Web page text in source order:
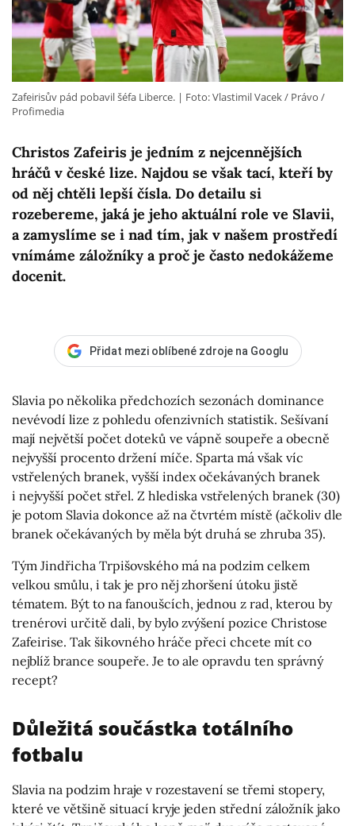
Christos Zafeiris je jedním z nejcennějších
hráčů v české lize. Najdou se však tací, kteří by
od něj chtěli lepší čísla. Do detailu si
rozebereme, jaká je jeho aktuální role ve Slavii,
a zamyslíme se i nad tím, jak v našem prostředí
vnímáme záložníky a proč je často nedokážeme
docenit.
Zafeirisův pád pobavil šéfa Liberce.
Foto: Vlastimil Vacek / Právo /
Profimedia
Přidat mezi oblíbené zdroje na Googlu
Slavia po několika předchozích sezonách dominance
nevévodí lize z pohledu ofenzivních statistik. Sešívaní
mají největší počet doteků ve vápně soupeře a obecně
nejvyšší procento držení míče. Sparta má však víc
vstřelených branek, vyšší index očekávaných branek
i nejvyšší počet střel. Z hlediska vstřelených branek (30)
je potom Slavia dokonce až na čtvrtém místě (ačkoliv dle
branek očekávaných by měla být druhá se zhruba 35).
Tým Jindřicha Trpišovského má na podzim celkem
velkou smůlu, i tak je pro něj zhoršení útoku jistě
tématem. Být to na fanoušcích, jednou z rad, kterou by
trenérovi určitě dali, by bylo zvýšení pozice Christose
Zafeirise. Tak šikovného hráče přeci chcete mít co
nejblíž brance soupeře. Je to ale opravdu ten správný
recept?
Důležitá součástka totálního
fotbalu
Slavia na podzim hraje v rozestavení se třemi stopery,
které ve většině situací kryje jeden střední záložník jako